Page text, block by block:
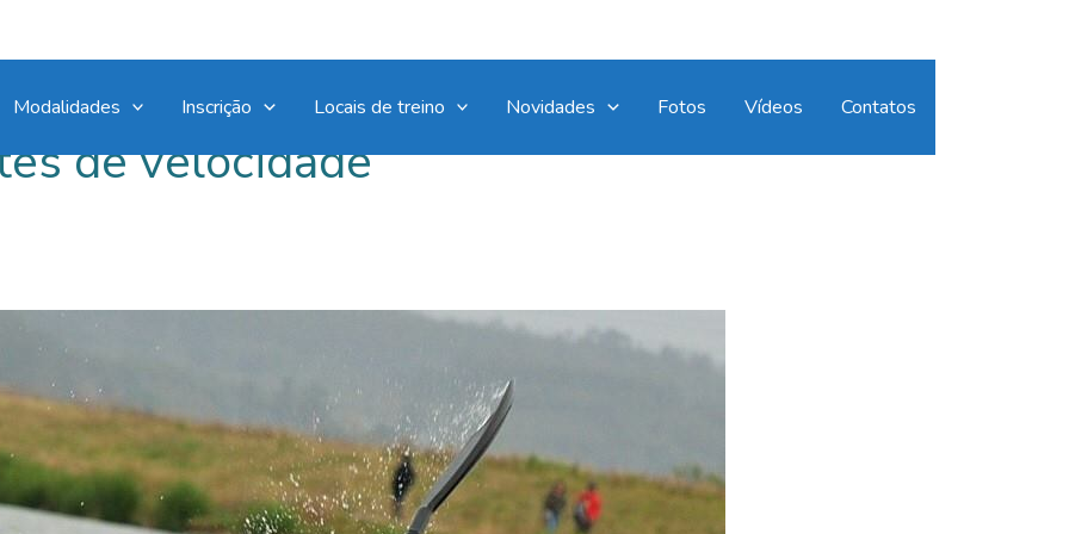
Modalidades Inscrição Locais de treino Novidades Fotos Vídeos Contatos
de velocidade